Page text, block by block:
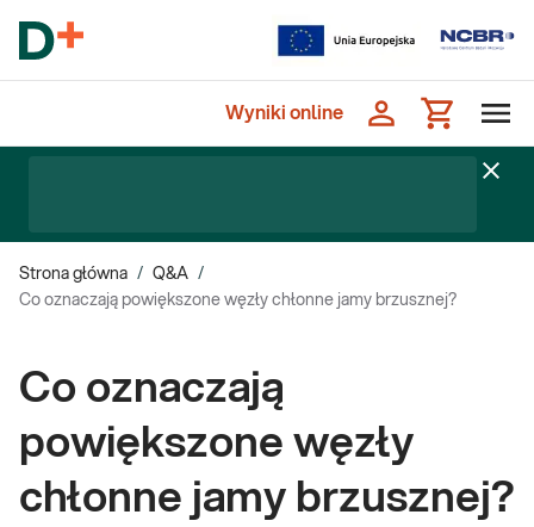
Wyniki online
Strona główna / Q&A /
Co oznaczają powiększone węzły chłonne jamy brzusznej?
Co oznaczają
powiększone węzły
chłonne jamy brzusznej?